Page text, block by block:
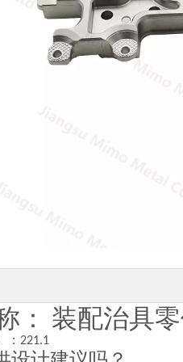
： 装配治具
：221.1